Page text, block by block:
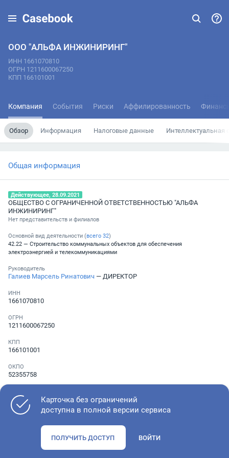
ООО "АЛЬФА ИНЖИНИРИНГ"
ИНН 1661070810
ОГРН 1211600067250
КПП 166101001
Компания События Риски Аффилированность
Обзор Информация Налоговые данные Интеллектуальная
Общая информация
Действующее, 28.09.2021
ОБЩЕСТВО С ОГРАНИЧЕННОЙ ОТВЕТСТВЕННОСТЬЮ "АЛЬФА
ИНЖИНИРИНГ"
Нет представительств и филиалов
Основной вид деятельности (всего 32)
42.22 — Строительство коммунальных объектов для обеспечения
электроэнергией и телекоммуникациями
Руководитель
Галиев Марсель Ринатович — ДИРЕКТОР
ИНН
1661070810
ОГРН
1211600067250
КПП
166101001
ОКПО
52355758
Не указан
Как оценить состояние компании
Карточка без ограничений
доступна в полной версии сервиса
ПОЛУЧИТЬ ДОСТУП ВОЙТИ